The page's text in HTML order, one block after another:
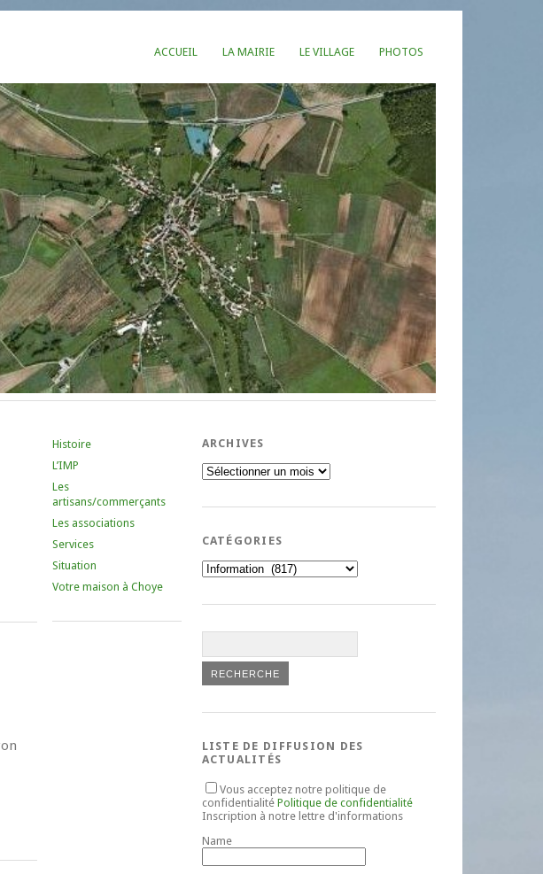
ACCUEIL LA MAIRIE LE VILLAGE PHOTOS
Histoire
L’IMP
Les
artisans/commerçants
Les associations
Services
Situation
Votre maison à Choye
ARCHIVES
Archives
CATÉGORIES
Catégories
LISTE DE DIFFUSION DES
ACTUALITÉS
Vous acceptez notre politique de
confidentialité Politique de confidentialité
Inscription à notre lettre d'informations
Name